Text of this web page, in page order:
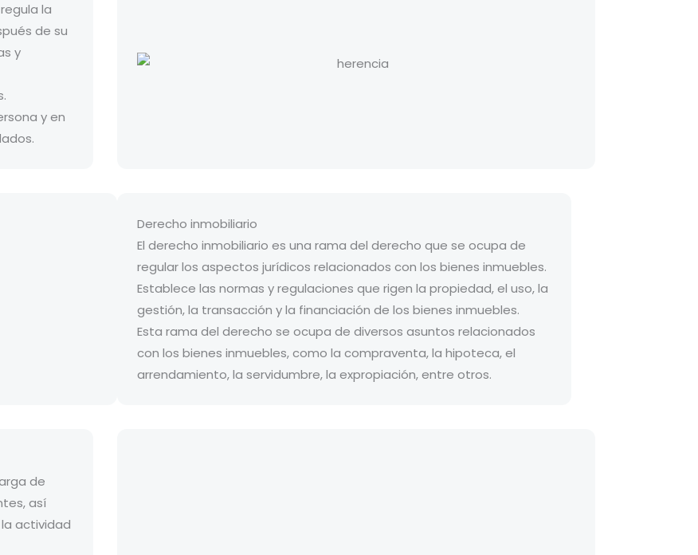
la
de su
y
y en
Derecho inmobiliario
El derecho inmobiliario es una rama del derecho que se ocupa de
regular los aspectos jurídicos relacionados con los bienes inmuebles.
Establece las normas y regulaciones que rigen la propiedad, el uso, la
gestión, la transacción y la financiación de los bienes inmuebles.
Esta rama del derecho se ocupa de diversos asuntos relacionados
con los bienes inmuebles, como la compraventa, la hipoteca, el
arrendamiento, la servidumbre, la expropiación, entre otros.
de
así
actividad